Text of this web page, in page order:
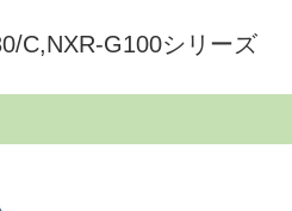
C,NXR-G100シリーズ